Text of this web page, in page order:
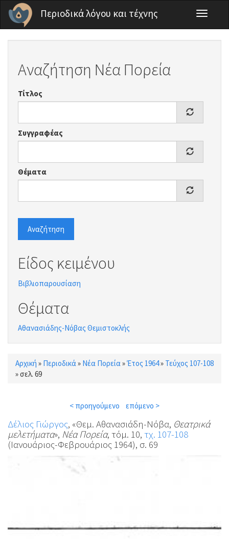
Παράκαμψη προς το κυρίως περιεχόμενο
Περιοδικά λόγου και τέχνης
Toggle
Αναζήτηση Νέα Πορεία
Τίτλος
Συγγραφέας
Θέματα
Αναζήτηση
Είδος κειμένου
Βιβλιοπαρουσίαση
Θέματα
Αθανασιάδης-Νόβας Θεμιστοκλής
Είστε εδώ
Αρχική » Περιοδικά» Νέα Πορεία»Έτος 1964» Τεύχος 107-108
»σελ. 69
< προηγούμενο επόμενο >
Δέλιος Γιώργος, «Θεμ. Αθανασιάδη-Νόβα, Θεατρικά
μελετήματα», Νέα Πορεία, τόμ. 10, τχ. 107-108
(Ιανουάριος-Φεβρουάριος 1964), σ. 69